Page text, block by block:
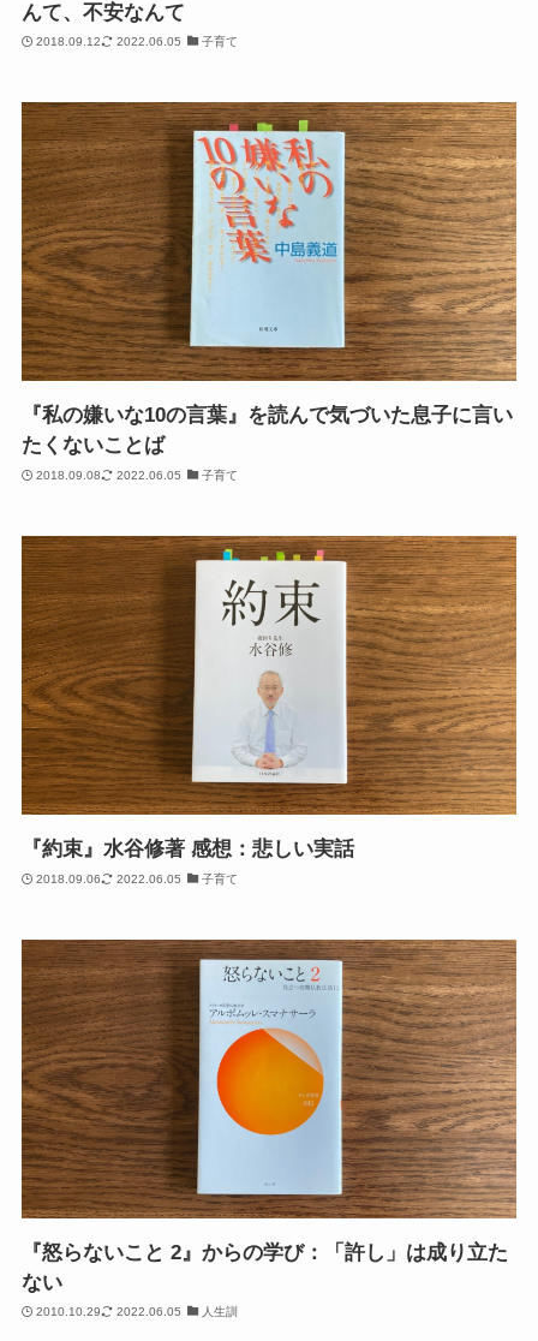
んて、不安なんて
2018.09.12 2022.06.05 子育て
『私の嫌いな10の言葉』を読んで気づいた息子に言い
たくないことば
2018.09.08 2022.06.05 子育て
『約束』水谷修著 感想：悲しい実話
2018.09.06 2022.06.05 子育て
『怒らないこと 2』からの学び：「許し」は成り立た
ない
2010.10.29 2022.06.05 人生訓